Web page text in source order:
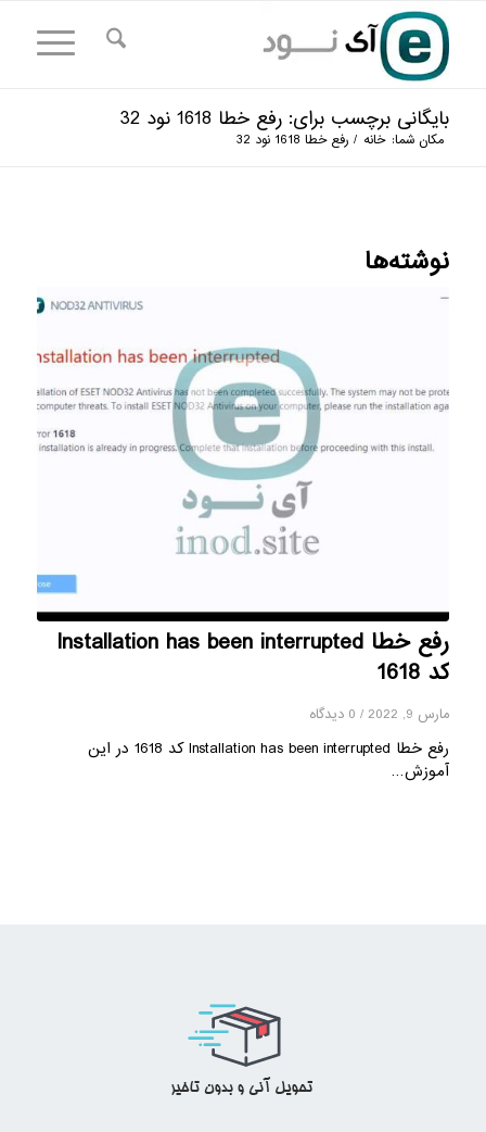
بایگانی برچسب برای: رفع خطا 1618 نود 32
مکان شما: خانه / رفع خطا 1618 نود 32
نوشته‌ها
رفع خطا Installation has been interrupted
کد 1618
مارس 9, 2022 / 0 دیدگاه
رفع خطا Installation has been interrupted کد 1618 در این
آموزش…